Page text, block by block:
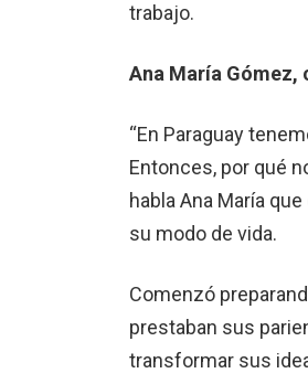
trabajo.
Ana María
“En Paraguay
Entonces, por qué
habla Ana María
su modo de vida.
Comenzó
prestaban sus
transformar sus